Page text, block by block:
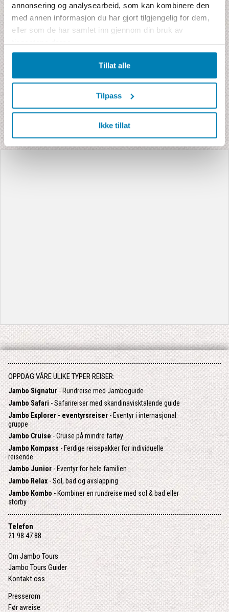
annonsering og analysearbeid, som kan kombinere den
med annen informasjon du har gjort tilgjengelig for dem,
eller som de har samlet inn gjennom din bruk av
tjenestene deres.
Tillat alle
Tilpass
Ikke tillat
31
Aug
30 - 5
22
Sep
31 - 5
21
Okt
30 - 6
20
6
S =Soltimer per dag
OPPDAG VÅRE ULIKE TYPER REISER:
Jambo Signatur- Rundreise med Jamboguide
Jambo Safari- Safarireiser med skandinavisktalende guide
Jambo Explorer - eventyrsreiser- Eventyr i internasjonal
gruppe
Jambo Cruise- Cruise på mindre fartøy
Jambo Kompass- Ferdige reisepakker for individuelle
reisende
Jambo Junior - Eventyr for hele familien
Jambo Relax- Sol, bad og avslapping
Jambo Kombo - Kombiner en rundreise med sol & bad eller
storby
Telefon
21 98 47 88
Om Jambo Tours
Jambo Tours Guider
Kontakt oss
Presserom
Før avreise